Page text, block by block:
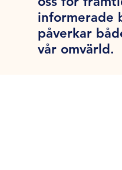
informerade
påverkar
vår omvärld.